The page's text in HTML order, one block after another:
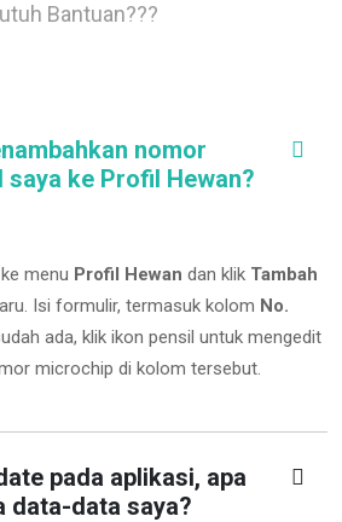
Bantuan???
nomor
ke Profil Hewan?
menu Profil Hewan dan klik Tambah
Isi formulir, termasuk kolom No.
ada, klik ikon pensil untuk mengedit
microchip di kolom tersebut.
pada aplikasi, apa
data-data saya?